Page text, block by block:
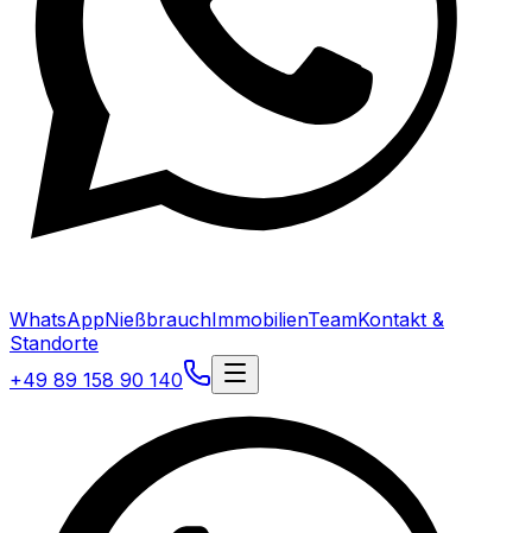
WhatsAppNießbrauchImmobilienTeamKontakt &
Standorte
+49 89 158 90 140